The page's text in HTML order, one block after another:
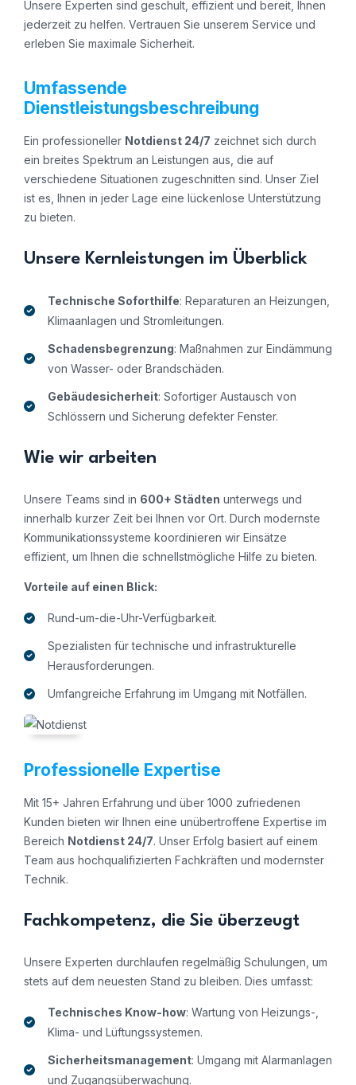
Unsere Experten sind geschult, effizient und bereit, Ihnen
jederzeit zu helfen. Vertrauen Sie unserem Service und
erleben Sie maximale Sicherheit.
Umfassende
Dienstleistungsbeschreibung
Ein professioneller Notdienst 24/7 zeichnet sich durch
ein breites Spektrum an Leistungen aus, die auf
verschiedene Situationen zugeschnitten sind. Unser Ziel
ist es, Ihnen in jeder Lage eine lückenlose Unterstützung
zu bieten.
Unsere Kernleistungen im Überblick
Technische Soforthilfe: Reparaturen an Heizungen,
Klimaanlagen und Stromleitungen.
Schadensbegrenzung: Maßnahmen zur Eindämmung
von Wasser- oder Brandschäden.
Gebäudesicherheit: Sofortiger Austausch von
Schlössern und Sicherung defekter Fenster.
Wie wir arbeiten
Unsere Teams sind in 600+ Städten unterwegs und
innerhalb kurzer Zeit bei Ihnen vor Ort. Durch modernste
Kommunikationssysteme koordinieren wir Einsätze
effizient, um Ihnen die schnellstmögliche Hilfe zu bieten.
Vorteile auf einen Blick:
Rund-um-die-Uhr-Verfügbarkeit.
Spezialisten für technische und infrastrukturelle
Herausforderungen.
Umfangreiche Erfahrung im Umgang mit Notfällen.
Professionelle Expertise
Mit 15+ Jahren Erfahrung und über 1000 zufriedenen
Kunden bieten wir Ihnen eine unübertroffene Expertise im
Bereich Notdienst 24/7. Unser Erfolg basiert auf einem
Team aus hochqualifizierten Fachkräften und modernster
Technik.
Fachkompetenz, die Sie überzeugt
Unsere Experten durchlaufen regelmäßig Schulungen, um
stets auf dem neuesten Stand zu bleiben. Dies umfasst:
Technisches Know-how: Wartung von Heizungs-,
Klima- und Lüftungssystemen.
Sicherheitsmanagement: Umgang mit Alarmanlagen
und Zugangsüberwachung.